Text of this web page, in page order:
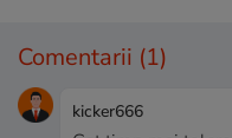
Comentarii (1)
kicker666